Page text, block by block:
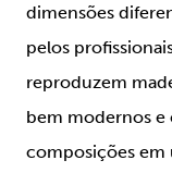
dimensões
pelos
reproduzem
bem modernos
composições em